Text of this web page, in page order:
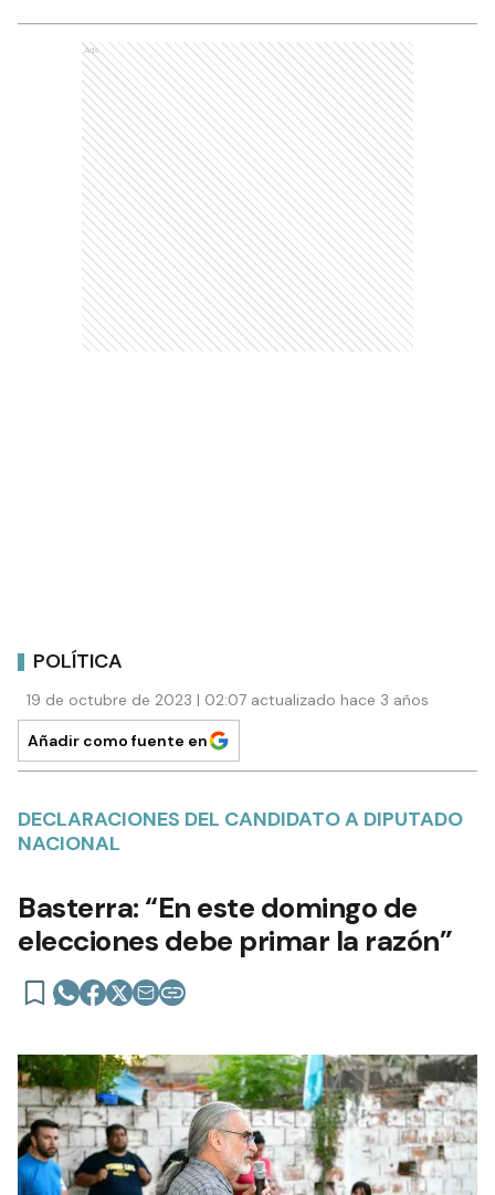
Ads
POLÍTICA
19 de octubre de 2023 | 02:07 actualizado hace 3 años
Añadir como fuente en
DECLARACIONES DEL CANDIDATO A DIPUTADO
NACIONAL
Basterra: “En este domingo de
elecciones debe primar la razón”